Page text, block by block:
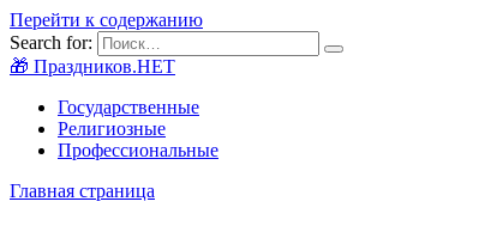
Перейти к содержанию
Search for:
🎁 Праздников.НЕТ
Государственные
Религиозные
Профессиональные
Главная страница